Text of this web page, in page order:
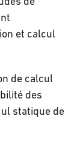
et calcul
de calcul
des
statique de